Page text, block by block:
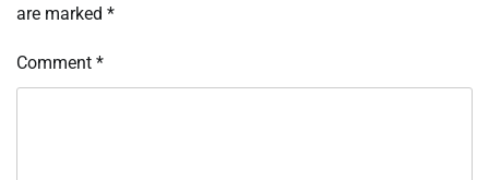
are marked *
Comment *